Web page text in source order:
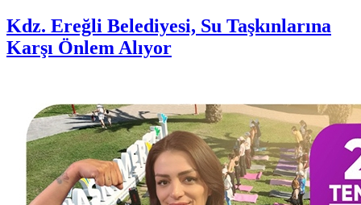
Kdz. Ereğli Belediyesi, Su Taşkınlarına
Karşı Önlem Alıyor